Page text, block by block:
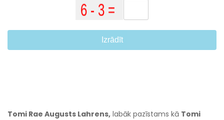
Izrādīt
Tomi Rae Augusts Lahrens, labāk pazīstams kā Tomi